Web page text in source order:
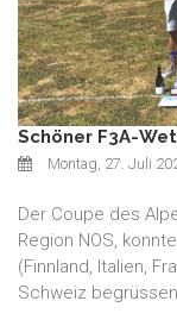
Schöner F3A-
Montag, 27. Juli
Der Coupe des
Region NOS,
(Finnland, Italien,
Schweiz